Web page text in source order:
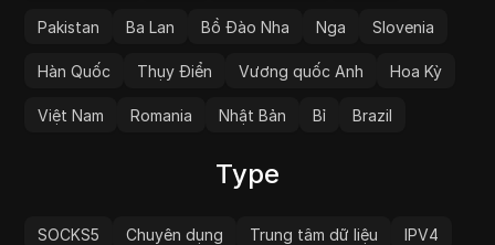
Pakistan Ba Lan Bồ Đào Nha Nga Slovenia
Hàn Quốc Thụy Điển Vương quốc Anh Hoa Kỳ
Việt Nam Romania Nhật Bản Bỉ Brazil
Type
SOCKS5 Chuyên dụng Trung tâm dữ liệu IPV4